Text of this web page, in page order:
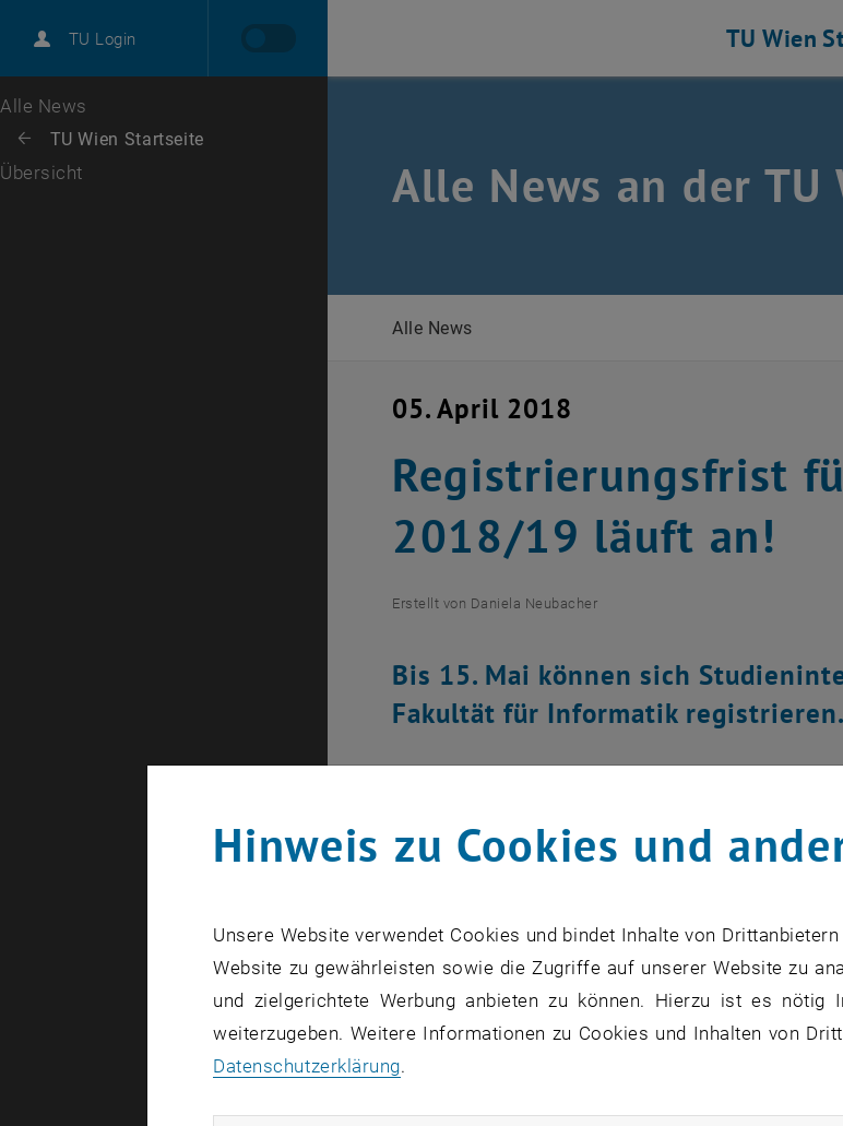
TU Login
Karriere
Zur 1. Menü Ebene
Alle News
Zurück: Subseiten von TU Wien Startseite auflisten
Zurück zur letzten Ebene:
TU Wien Startseite
Übersicht
TU Wien
Alle News an der TU
Alle News
05. April 2018
Registrierungsfrist
2018/19 läuft an!
Erstellt von Daniela Neubacher
Bis 15. Mai können sich
Fakultät für Informatik registrieren.
Die Fakultät für Informatik lädt alle
für ein Informatik- oder Wirtschaftsinformatik-
das Studium Informatik oder Wirtschaftsinformatik
und 15. Mai 2018 online registrieren: <link http:
Falls Sie noch unentschlossen sind, Beratung
Hinweis zu Cookies und
Unsere Website verwendet Cookies und bindet Inhalte von
Website zu gewährleisten sowie die Zugriffe auf unserer Website zu
und zielgerichtete Werbung anbieten zu können. Hierzu ist es nötig
weiterzugeben. Weitere Informationen zu Cookies und Inhalten von
Datenschutzerklärung.